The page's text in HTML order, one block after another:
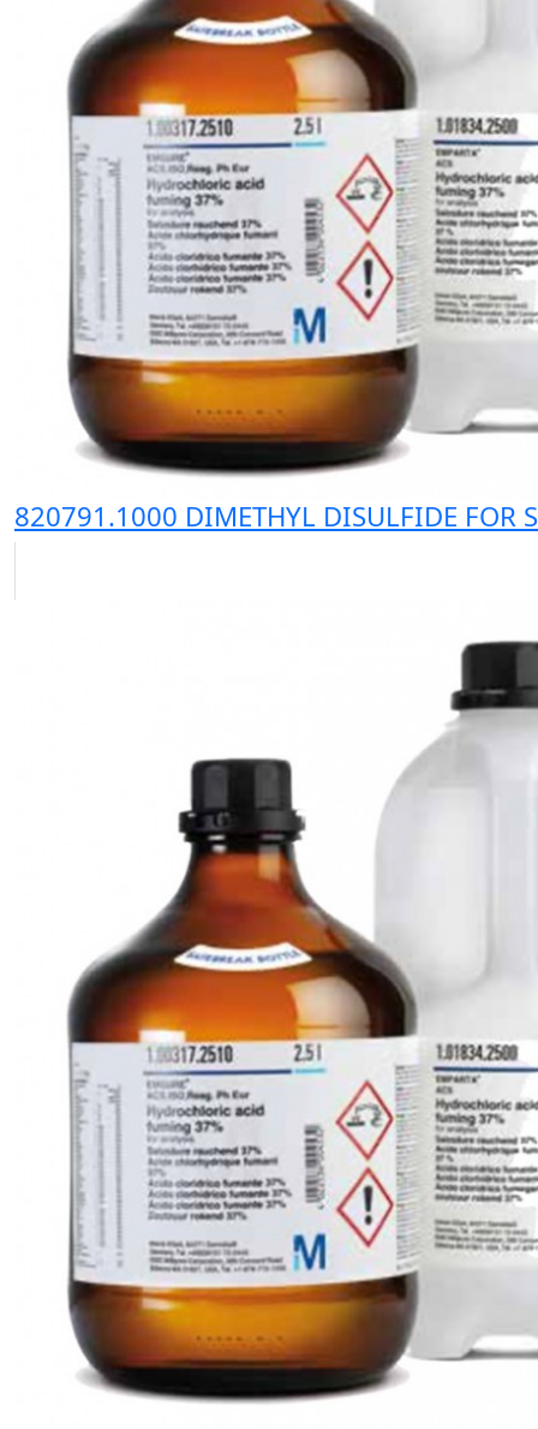
820791.1000 DIMETHYL DISULFIDE FOR